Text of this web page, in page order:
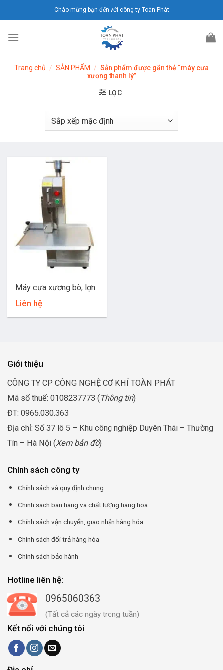
đến
dung
Chào mừng bạn đến với công ty Toàn Phát
Trang chủ / SẢN PHẨM / Sản phẩm được gắn thẻ “máy cưa
xương thanh lý”
LỌC
Máy cưa xương bò, lợn
Liên hệ
Giới thiệu
CÔNG TY CP CÔNG NGHỆ CƠ KHÍ TOÀN PHÁT
Mã số thuế: 0108237773 (Thông tin)
ĐT: 0965.030.363
Địa chỉ: Số 37 lô 5 – Khu công nghiệp Duyên Thái – Thường
Tín – Hà Nội (Xem bản đồ)
Chính sách công ty
Chính sách và quy định chung
Chính sách bán hàng và chất lượng hàng hóa
Chính sách vận chuyển, giao nhận hàng hóa
Chính sách đổi trả hàng hóa
Chính sách bảo hành
Hotline liên hệ:
0965060363
(Tất cả các ngày trong tuần)
Kết nối với chúng tôi